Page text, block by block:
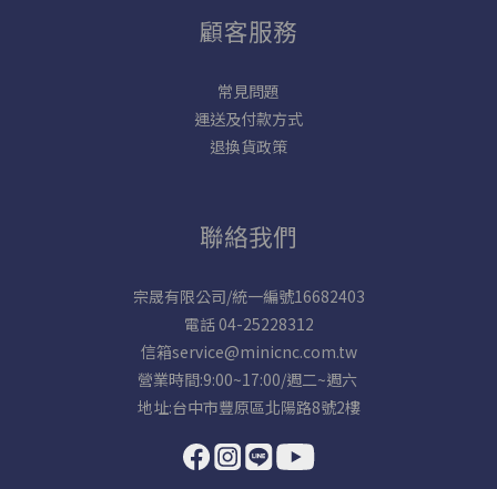
顧客服務
常見問題
運送及付款方式
退換貨政策
聯絡我們
宗晟有限公司/統一編號16682403
電話 04-25228312
信箱service@minicnc.com.tw
營業時間:9:00~17:00/週二~週六
地址:台中市豐原區北陽路8號2樓